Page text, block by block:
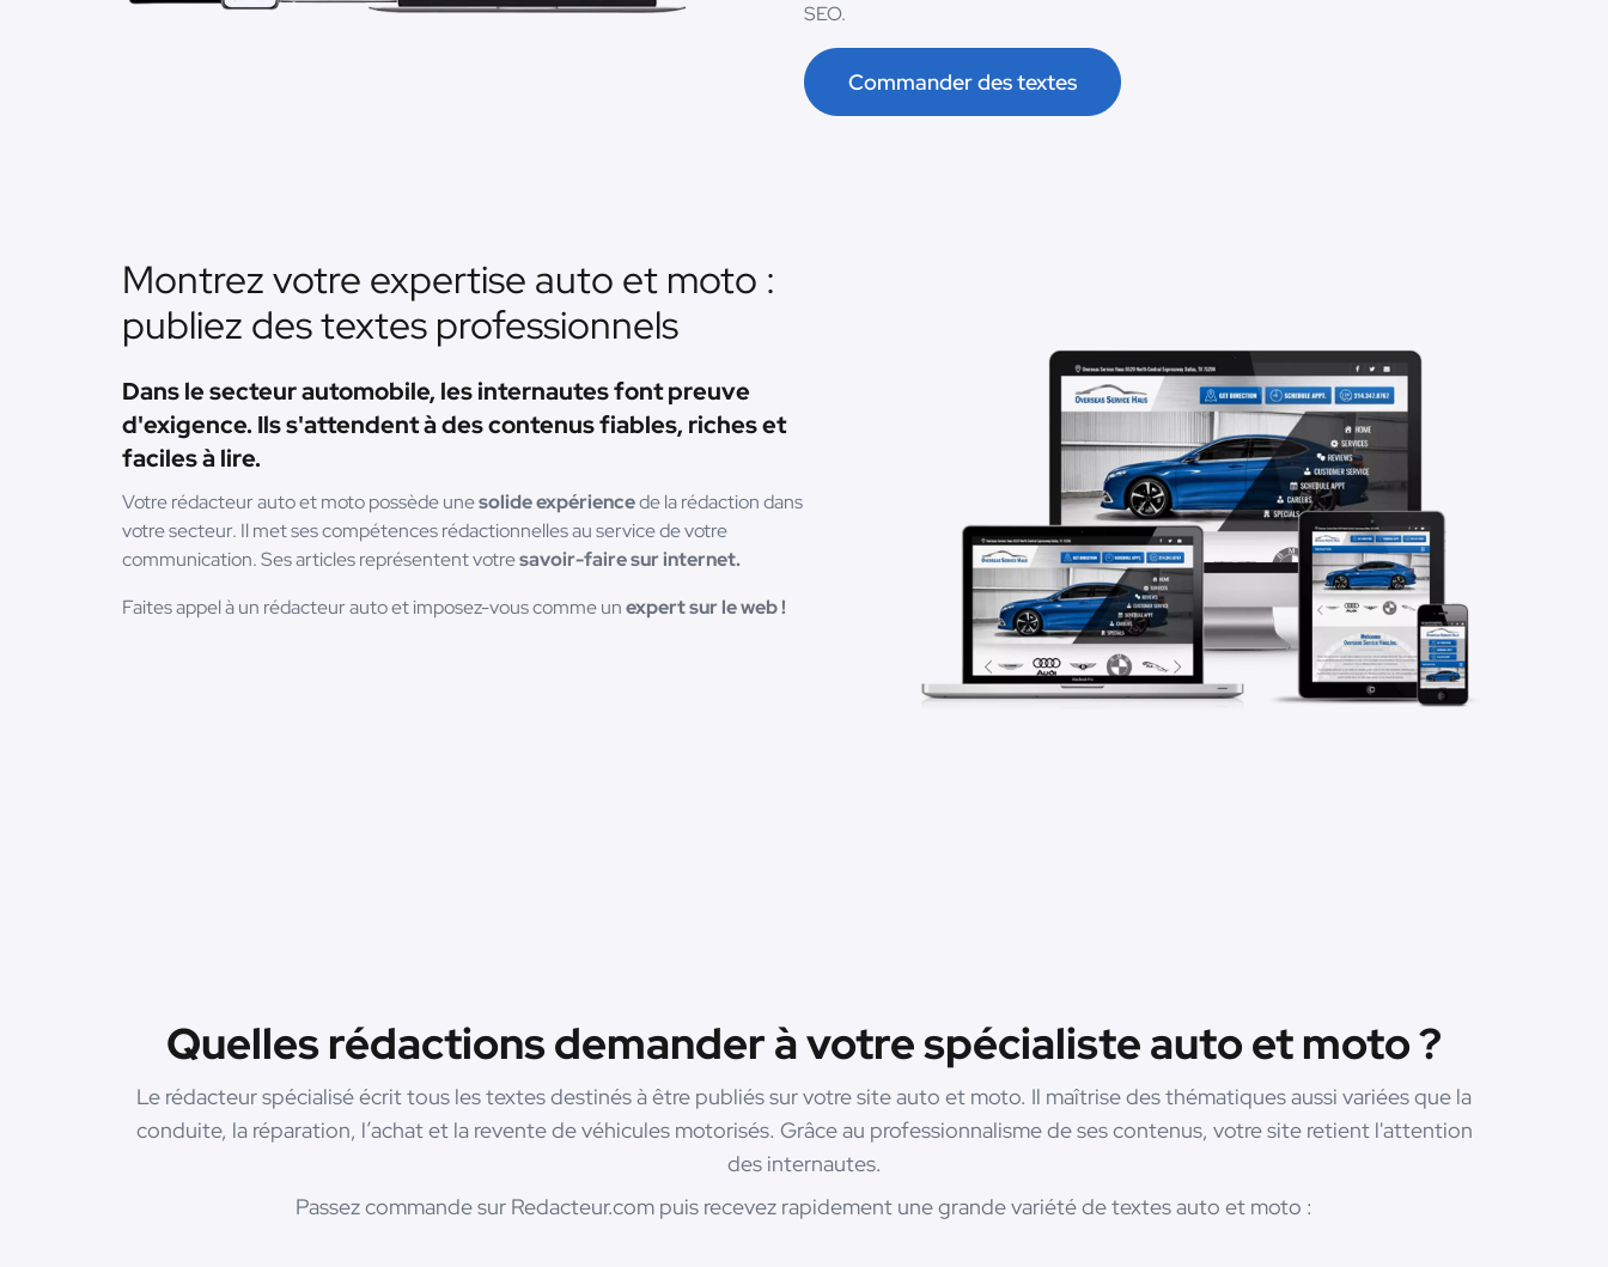
SEO.
Commander des textes
Montrez votre expertise auto et moto :
publiez des textes professionnels
Dans le secteur automobile, les internautes font preuve
d'exigence. Ils s'attendent à des contenus fiables, riches et
faciles à lire.
Votre rédacteur auto et moto possède unesolide expériencede la rédaction dans
votre secteur. Il met ses compétences rédactionnelles au service de votre
communication. Ses articles représentent votresavoir-faire sur internet.
Faites appel à un rédacteur auto et imposez-vous comme unexpert sur le web !
Quelles rédactions demander à votre spécialiste auto et moto ?
Le rédacteur spécialisé écrit tous les textes destinés à être publiés sur votre site auto et moto. Il maîtrise des thématiques aussi variées que la
conduite, la réparation, l’achat et la revente de véhicules motorisés. Grâce au professionnalisme de ses contenus, votre site retient l'attention
des internautes.
Passez commande sur Redacteur.com puis recevez rapidement une grande variété de textes auto et moto :